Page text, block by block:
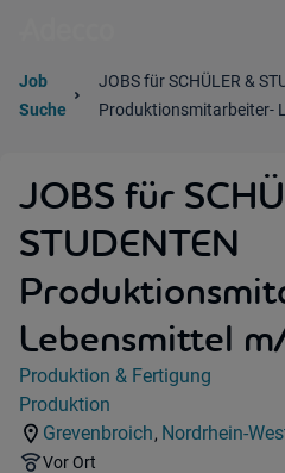
Job
Suche
JOBS für SCHÜLER &
Produktionsmitarbeiter-
JOBS für
STUDENTEN
Lebensmittel
Jobdetails
Kategorie:
Produktion & Fertigung
Industry:
Produktion
Standorte:
Grevenbroich,
Region:
Nordrhein-
Remote Option:
Vor Ort